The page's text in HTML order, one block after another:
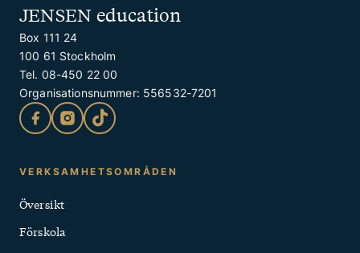
JENSEN education
Box 111 24
100 61 Stockholm
Tel. 08-450 22 00
Organisationsnummer: 556532-7201
Kontakt
Snabblänkar
VERKSAMHETSOMRÅDEN
Översikt
Förskola